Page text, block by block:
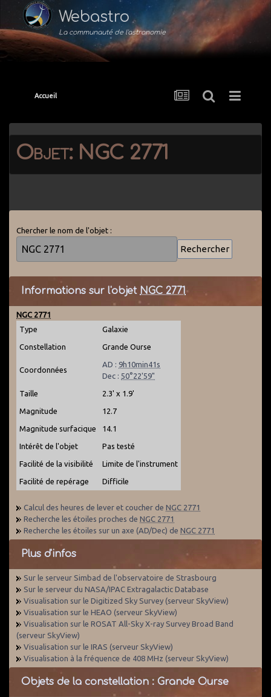
Webastro
La communauté de l'astronomie
Accueil
Objet: NGC 2771
Chercher le nom de l'objet :
Informations sur l'objet NGC 2771
NGC 2771
Type
Galaxie
Constellation Grande Ourse
Coordonnées
AD : 9h10min41s
Dec : 50°22'59"
Taille 2.3' x 1.9'
Magnitude 12.7
Magnitude surfacique 14.1
Intérêt de l'objet Pas testé
Facilité de la visibilité Limite de l'instrument
Facilité de repérage Difficile
Calcul des heures de lever et coucher de NGC 2771
Recherche les étoiles proches de NGC 2771
Recherche les étoiles sur un axe (AD/Dec) de NGC 2771
Plus d'infos
Sur le serveur Simbad de l'observatoire de Strasbourg
Sur le serveur du NASA/IPAC Extragalactic Database
Visualisation sur le Digitized Sky Survey (serveur SkyView)
Visualisation sur le HEAO (serveur SkyView)
Visualisation sur le ROSAT All-Sky X-ray Survey Broad Band
(serveur SkyView)
Visualisation sur le IRAS (serveur SkyView)
Visualisation à la fréquence de 408 MHz (serveur SkyView)
Objets de la constellation : Grande Ourse